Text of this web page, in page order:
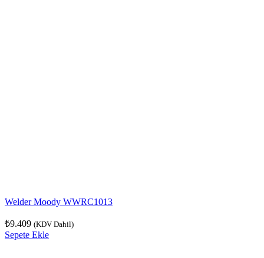
Welder Moody WWRC1013
₺9.409 (KDV Dahil)
Sepete Ekle